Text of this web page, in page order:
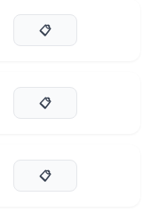
📋
📋
📋